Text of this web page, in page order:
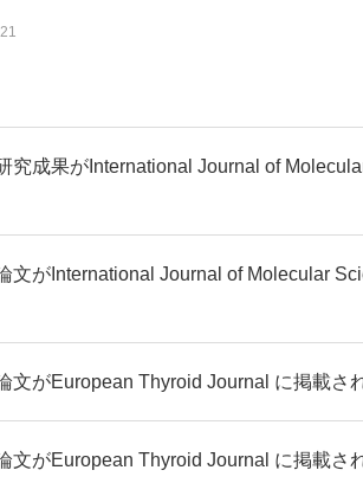
究成果がInternational Journal of
文がInternational Journal of Molecular
文がEuropean Thyroid Journal に掲載さ
文がEuropean Thyroid Journal に掲載さ